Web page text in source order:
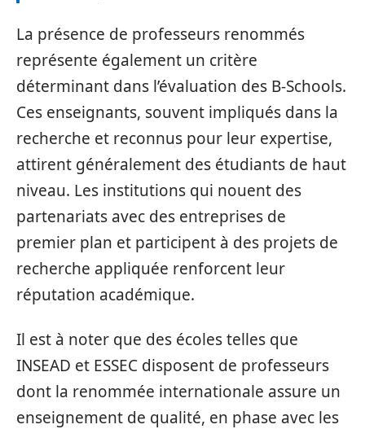
La présence de professeurs renommés
représente également un critère
déterminant dans l’évaluation des B-Schools.
Ces enseignants, souvent impliqués dans la
recherche et reconnus pour leur expertise,
attirent généralement des étudiants de haut
niveau. Les institutions qui nouent des
partenariats avec des entreprises de
premier plan et participent à des projets de
recherche appliquée renforcent leur
réputation académique.
Il est à noter que des écoles telles que
INSEAD et ESSEC disposent de professeurs
dont la renommée internationale assure un
enseignement de qualité, en phase avec les